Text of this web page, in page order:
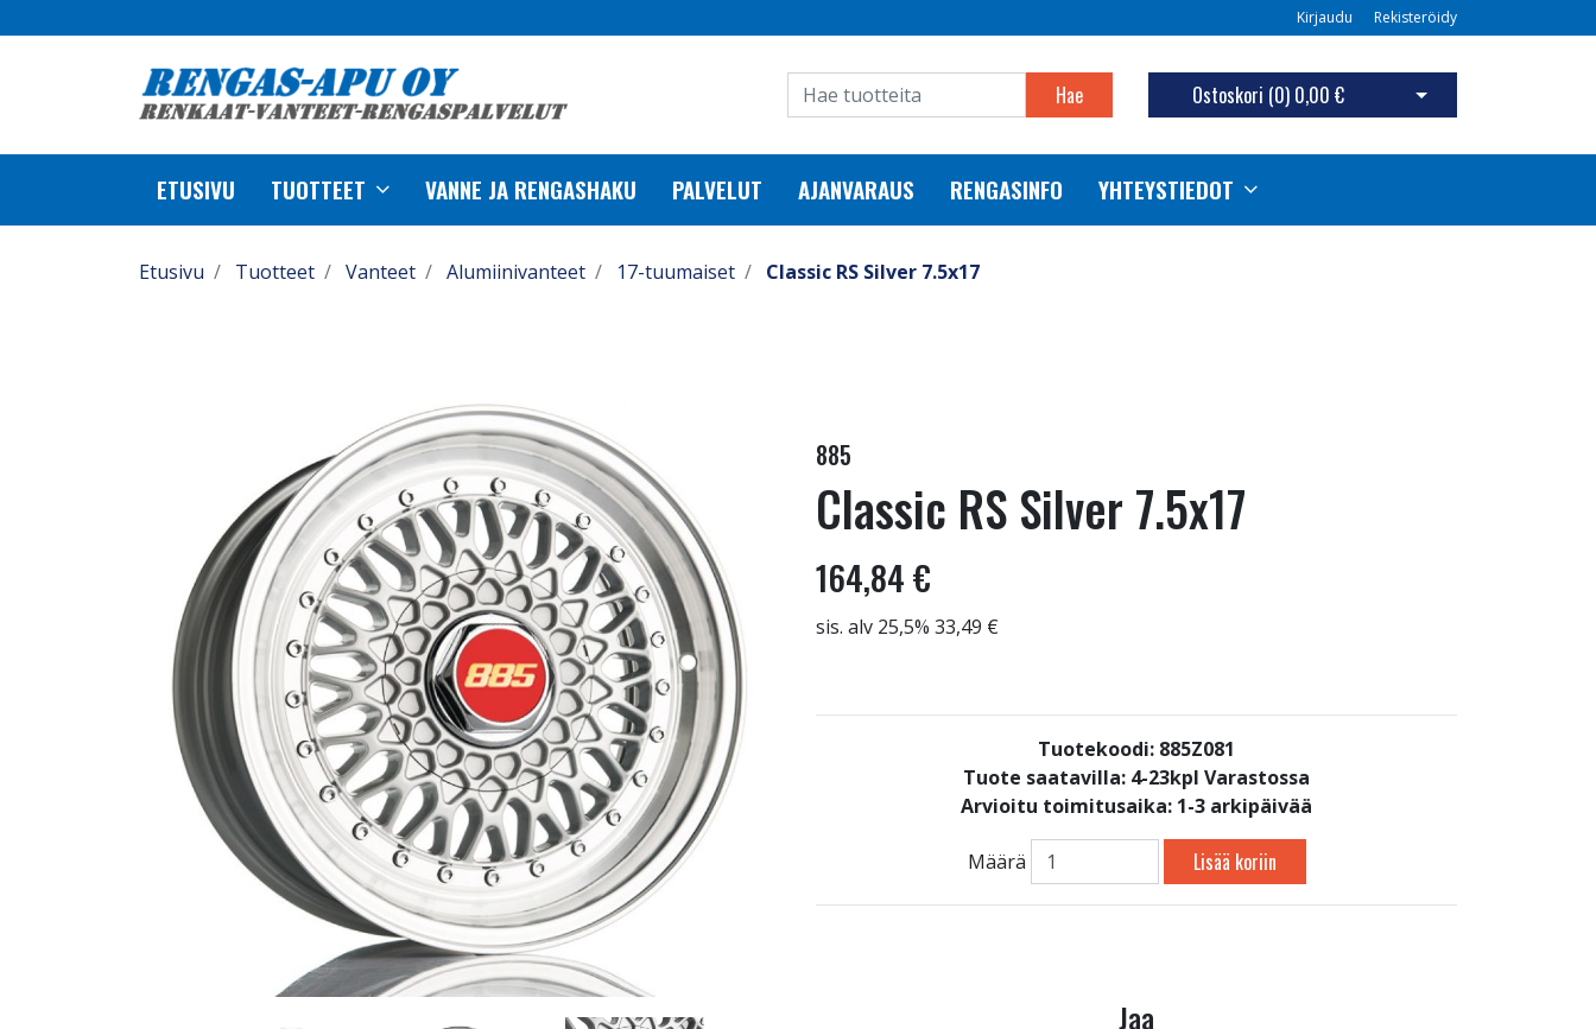
Kirjaudu Rekisteröidy
Hae Ostoskori (0) 0,00 € Avaa ostoskori
ETUSIVU TUOTTEET VANNE JA RENGASHAKU PALVELUT AJANVARAUS RENGASINFO YHTEYSTIEDOT
Etusivu Tuotteet Vanteet Alumiinivanteet 17-tuumaiset Classic RS Silver 7.5x17
885
Classic RS Silver 7.5x17
164,84 €
sis. alv 25,5% 33,49 €
Tuotekoodi: 885Z081
Tuote saatavilla: 4-23kpl Varastossa
Arvioitu toimitusaika: 1-3 arkipäivää
Määrä Lisää koriin
Jaa